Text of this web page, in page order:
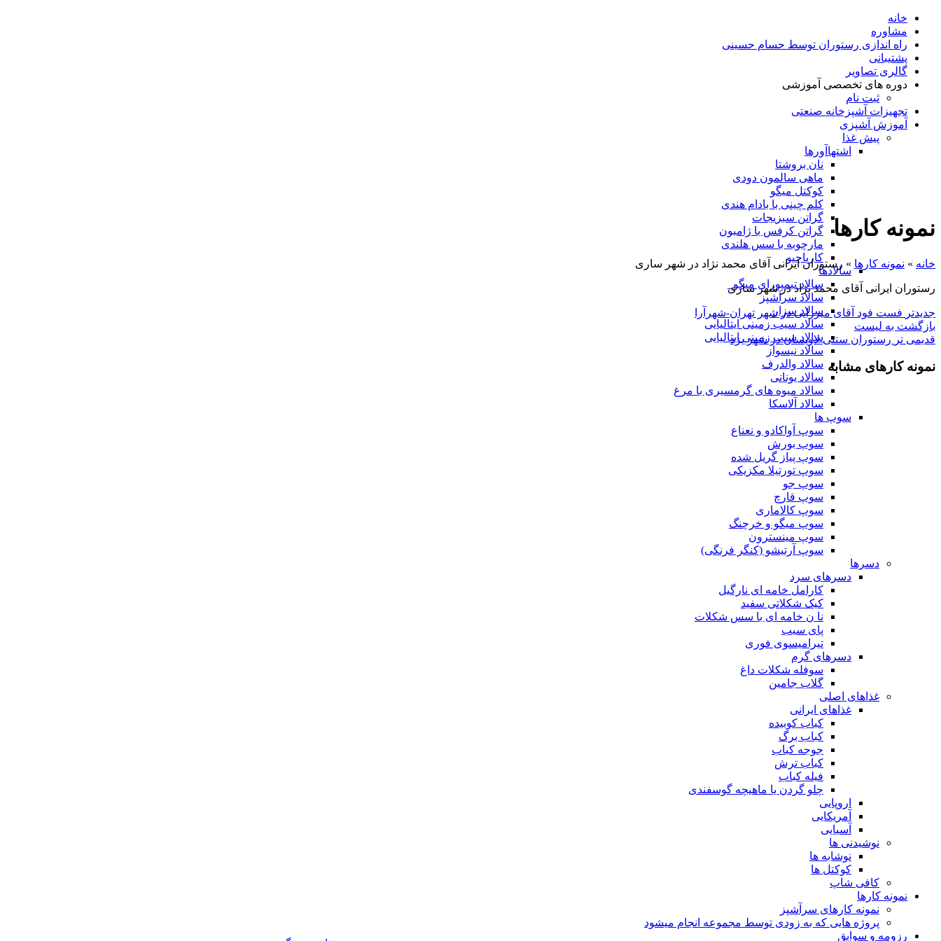
خانه
مشاوره
راه اندازی رستوران توسط حسام حسینی
پشتیبانی
گالری تصاویر
دوره های تخصصی آموزشی
ثبت نام
تجهیزات آشپزخانه صنعتی
آموزش آشپزی
پیش غذا
اشتهاآورها
نان بروشتا
ماهی سالمون دودی
کوکتل میگو
کلم چینی با بادام هندی
گراتن سبزیجات
گراتن کرفس با ژامبون
مارچوبه با سس هلندی
کارپاچیو
سالادها
سالاد تیمپورای میگو
سالاد سرآشپز
سالاد سزار
سالاد سیب زمینی ایتالیایی
سالاد سیب زمینی ایتالیایی
سالاد نیسواز
سالاد والدرف
سالاد یونانی
سالاد میوه های گرمسیری با مرغ
سالاد آلاسکا
سوپ ها
سوپ آواکادو و نعناع
سوپ بورش
سوپ پیاز گریل شده
سوپ تورتیلا مکزیکی
سوپ جو
سوپ قارچ
سوپ کالاماری
سوپ میگو و خرچنگ
سوپ مینسترون
سوپ آرتیشو (کنگر فرنگی)
دسرها
دسرهای سرد
کارامل خامه ای نارگیل
کیک شکلاتی سفید
نا ن خامه ای با سس شکلات
پای سیب
تیرامیسوی فوری
دسرهای گرم
سوفله شکلات داغ
گلاب جامین
غذاهای اصلی
غذاهای ایرانی
کباب کوبیده
کباب برگ
جوجه کباب
کباب ترش
فیله کباب
چلو گردن یا ماهیچه گوسفندی
اروپایی
آمریکایی
آسیایی
نوشیدنی ها
نوشابه ها
کوکتل ها
کافی شاپ
نمونه کارها
نمونه کارهای سرآشپز
پروژه هایی که به زودی توسط مجموعه انجام میشود
رزومه و سوابق
نمونه کارها
خانه » نمونه کارها » رستوران ایرانی آقای محمد نژاد در شهر ساری
رستوران ایرانی آقای محمد نژاد در شهر ساری
جدیدتر فست فود آقای میرزایی در شهر تهران-شهرآرا
بازگشت به لیست
قدیمی تر رستوران ستنی لاویسان در شهر یزد
نمونه کارهای مشابه